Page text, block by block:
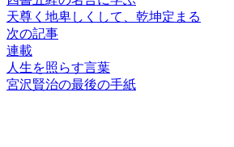
天尊く 地卑しくして、 乾坤定まる
次の記事
連載
人生を照らす言葉
宮沢賢治の最後の手紙